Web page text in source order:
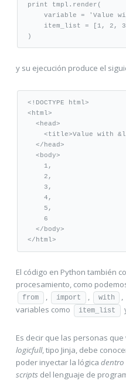
print tmpl.render(
    variable
= 'Value
    item_list
= [ 1 , 2 , 3
)
y su ejecución produce el
<!DOCTYPE html>
<html>
<head>
<title>Value with
</head>
<body>
    1,
    2,
    3,
    4,
    5,
    6
</body>
</html>
El código en Python también
procesamiento, como
from import with
variables como
item_list
Es decir que las personas
logicfull, tipo Jinja, debe
poder inyectar la lógica dentro
scriptsdel lenguaje de